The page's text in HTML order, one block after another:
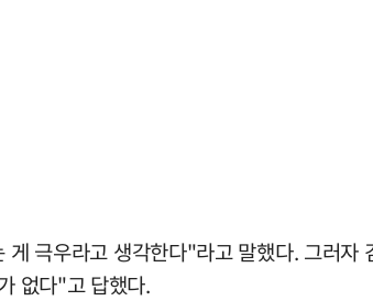
극우라고 생각한다"라고 말했다. 그러
없다"고 답했다.